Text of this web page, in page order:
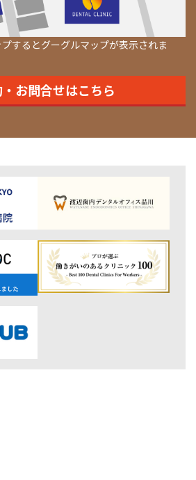
するとグーグルマップが表示されま
お問合せはこちら